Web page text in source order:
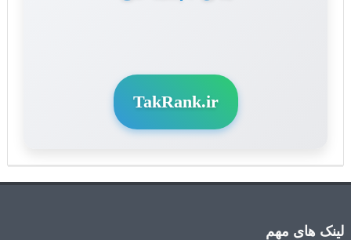
TakRank.ir
لینک های مهم